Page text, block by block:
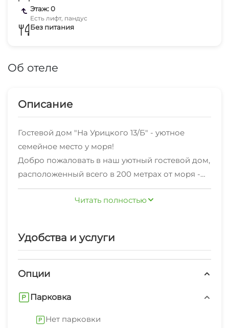
Этаж: 0
Есть лифт, пандус
Без питания
Об отеле
Описание
Гостевой дом "На Урицкого 13/Б" - уютное
семейное место у моря!
Добро пожаловать в наш уютный гостевой дом,
расположенный всего в 200 метрах от моря -
всего 4 минуты пешком до современных
пляжей и живописной набережной!
ресторанов, столовых, продуктовые магазины
Олимпийский парк и другие популярные места
К услугам гостей:
- просторная летняя кухня и столики на свежем
Для гарантированного заселения вносится
залог от 10% от стоимости брони. Залог
Читать полностью
Удобства и услуги
Опции
Парковка
Нет парковки